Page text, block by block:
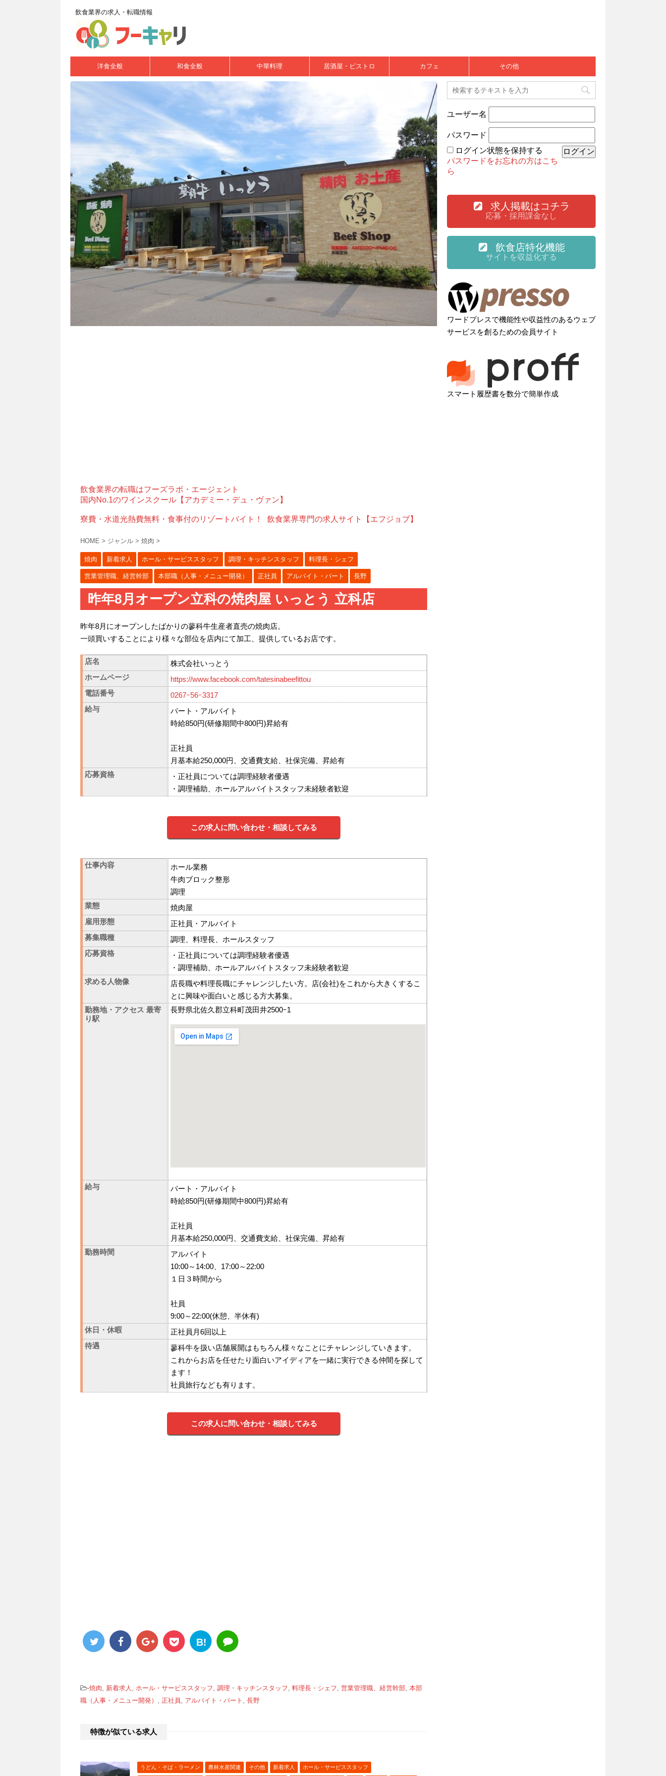
飲食業界の求人・転職情報
洋食全般 和食全般 中華料理 居酒屋・ビストロ カフェ その他
飲食業界の転職はフーズラボ・エージェント
国内No.1のワインスクール【アカデミー・デュ・ヴァン】
寮費・水道光熱費無料・食事付のリゾートバイト！ 飲食業界専門の求人サイト【エフジョブ】
HOME > ジャンル > 焼肉 >
焼肉 新着求人 ホール・サービススタッフ 調理・キッチンスタッフ 料理長・シェフ
営業管理職、経営幹部 本部職（人事・メニュー開発） 正社員 アルバイト・パート 長野
昨年8月オープン立科の焼肉屋 いっとう 立科店
昨年8月にオープンしたばかりの蓼科牛生産者直売の焼肉店。
一頭買いすることにより様々な部位を店内にて加工、提供しているお店です。
店名
株式会社いっとう
ホームページ
https://www.facebook.com/tatesinabeefittou
電話番号
0267ｰ56ｰ3317
給与
パート・アルバイト
時給850円(研修期間中800円)昇給有
正社員
月基本給250,000円、交通費支給、社保完備、昇給有
応募資格
・正社員については調理経験者優遇
・調理補助、ホールアルバイトスタッフ未経験者歓迎
この求人に問い合わせ・相談してみる
仕事内容
ホール業務
牛肉ブロック整形
調理
業態
焼肉屋
雇用形態
正社員・アルバイト
募集職種
調理、料理長、ホールスタッフ
応募資格
・正社員については調理経験者優遇
・調理補助、ホールアルバイトスタッフ未経験者歓迎
求める人物像
店長職や料理長職にチャレンジしたい方。店(会社)をこれから大きくするこ
とに興味や面白いと感じる方大募集。
勤務地・アクセス 最寄
り駅
長野県北佐久郡立科町茂田井2500ｰ1
給与
パート・アルバイト
時給850円(研修期間中800円)昇給有
正社員
月基本給250,000円、交通費支給、社保完備、昇給有
勤務時間
アルバイト
10:00～14:00、17:00～22:00
１日３時間から
社員
9:00～22:00(休憩、半休有)
休日・休暇
正社員月6回以上
待遇
蓼科牛を扱い店舗展開はもちろん様々なことにチャレンジしていきます。
これからお店を任せたり面白いアイディアを一緒に実行できる仲間を探して
ます！
社員旅行なども有ります。
この求人に問い合わせ・相談してみる
B!
-焼肉 新着求人 ホール・サービススタッフ 調理・キッチンスタッフ 料理長・シェフ 営業管理職、経営幹部 本部
職（人事・メニュー開発）
正社員 アルバイト・パート 長野
特徴が似ている求人
うどん・そば・ラーメン 農林水産関連 その他 新着求人 ホール・サービススタッフ
ユーザー名
パスワード
ログイン状態を保持する
パスワードをお忘れの方はこち
ら
求人掲載はコチラ
応募・採用課金なし
飲食店特化機能
サイトを収益化する
ワードプレスで機能性や収益性のあるウェブ
サービスを創るための会員サイト
スマート履歴書を数分で簡単作成